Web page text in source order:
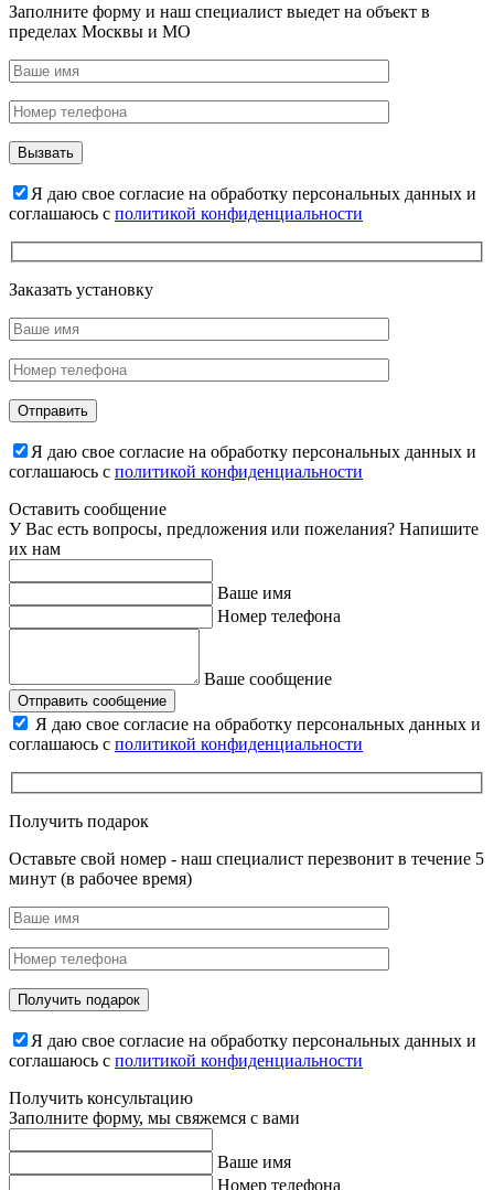
Заполните форму и наш специалист выедет на объект в
пределах Москвы и МО
Я даю свое согласие на обработку персональных данных и
соглашаюсь с политикой конфиденциальности
Заказать установку
Я даю свое согласие на обработку персональных данных и
соглашаюсь с политикой конфиденциальности
Оставить сообщение
У Вас есть вопросы, предложения или пожелания? Напишите
их нам
Ваше имя
Номер телефона
Ваше сообщение
Отправить сообщение
Я даю свое согласие на обработку персональных данных и
соглашаюсь с политикой конфиденциальности
Получить подарок
Оставьте свой номер - наш специалист перезвонит в течение 5
минут (в рабочее время)
Я даю свое согласие на обработку персональных данных и
соглашаюсь с политикой конфиденциальности
Получить консультацию
Заполните форму, мы свяжемся с вами
Ваше имя
Номер телефона